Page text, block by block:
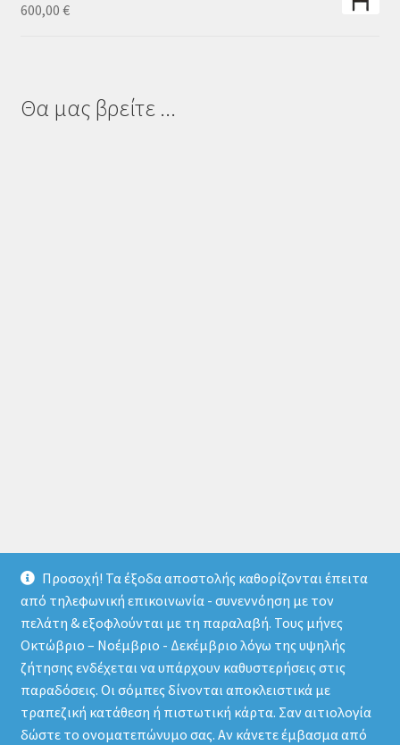
Προσοχή! Τα έξοδα αποστολής καθορίζονται έπειτα
από τηλεφωνική επικοινωνία - συνεννόηση με τον
πελάτη & εξοφλούνται με τη παραλαβή. Τους μήνες
Οκτώβριο – Νοέμβριο - Δεκέμβριο λόγω της υψηλής
ζήτησης ενδέχεται να υπάρχουν καθυστερήσεις στις
παραδόσεις. Οι σόμπες δίνονται αποκλειστικά με
τραπεζική κατάθεση ή πιστωτική κάρτα. Σαν αιτιολογία
δώστε το ονοματεπώνυμο σας. Αν κάνετε έμβασμα από
600,00 €
Θα μας βρείτε ...
© store.thermomarket.gr 2026
Πολιτική απορρήτου
Δημιουργημένο με το
WooCommerce.